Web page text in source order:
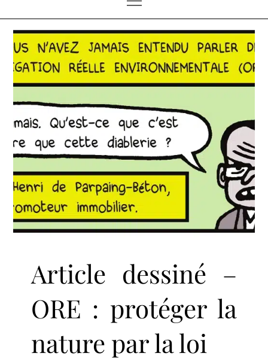
Article dessiné –
ORE : protéger la
nature par la loi